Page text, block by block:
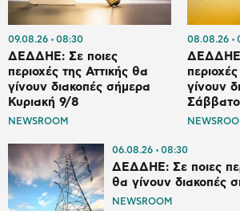
09.08.26 08:30
ΔΕΔΔΗΕ: Σε ποιες
περιοχές της Αττικής θα
γίνουν διακοπές σήμερα
Κυριακή 9/8
NEWSROOM
08.08.26
ΔΕΔΔΗΕ:
γίνουν
06.08.26 08:30
ΔΕΔΔΗΕ: Σε ποιες
θα γίνουν διακοπές
NEWSROOM